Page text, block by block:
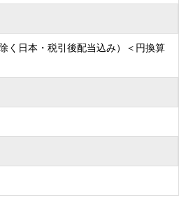
く日本・税引後配当込み）＜円換算